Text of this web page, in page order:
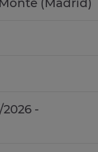
(Madrid)
-